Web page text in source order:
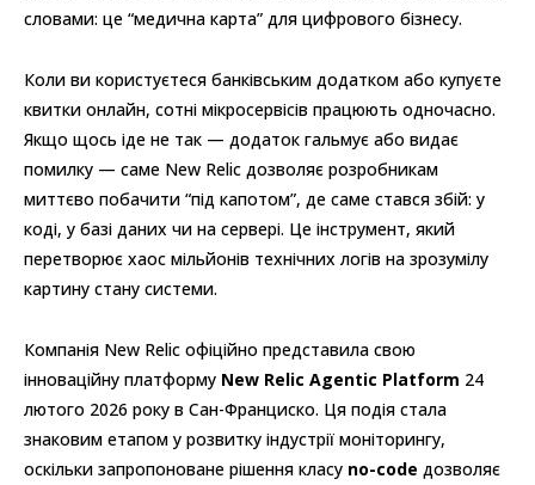
словами: це “медична карта” для цифрового бізнесу.
Коли ви користуєтеся банківським додатком або купуєте
квитки онлайн, сотні мікросервісів працюють одночасно.
Якщо щось іде не так — додаток гальмує або видає
помилку — саме New Relic дозволяє розробникам
миттєво побачити “під капотом”, де саме стався збій: у
коді, у базі даних чи на сервері. Це інструмент, який
перетворює хаос мільйонів технічних логів на зрозумілу
картину стану системи.
Компанія New Relic офіційно представила свою
інноваційну платформу New Relic Agentic Platform 24
лютого 2026 року в Сан-Франциско. Ця подія стала
знаковим етапом у розвитку індустрії моніторингу,
оскільки запропоноване рішення класу no-code дозволяє